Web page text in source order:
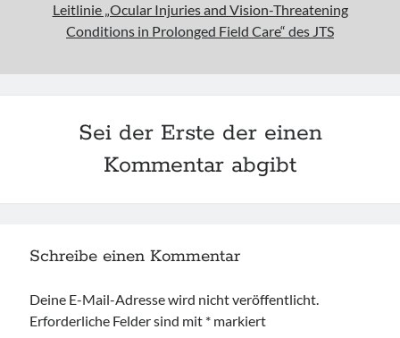
Leitlinie „Ocular Injuries and Vision-Threatening
Conditions in Prolonged Field Care“ des JTS
Sei der Erste der einen
Kommentar abgibt
Schreibe einen Kommentar
Deine E-Mail-Adresse wird nicht veröffentlicht.
Erforderliche Felder sind mit * markiert